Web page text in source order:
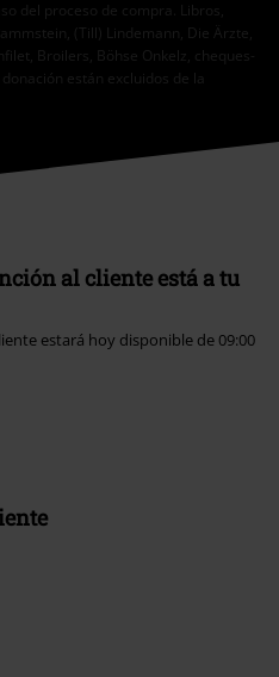
del proceso de compra. Libros,
(Till) Lindemann, Die Ärzte,
Broilers, Böhse Onkelz, cheques-
están excluidos de la
al cliente está a tu
estará hoy disponible de 09:00